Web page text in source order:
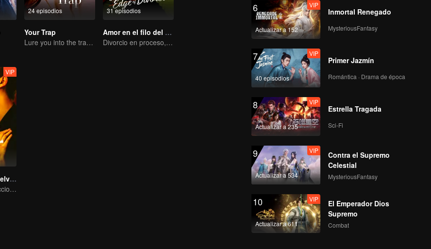
24 episodios
Your Trap
Lure you into the trap with love as bait
31 episodios
Amor en el filo del divorcio
Divorcio en proceso, el corazón se conmueve en el momento justo
VIP
Pasiones de la selva tropical
Redención bidireccional para la chica rica fugitiva y el asesino rudo
6
Actualizar a 152
VIP
Inmortal Renegado
MysteriousFantasy
7
40 episodios
VIP
Primer Jazmín
Romántica · Drama de época
8
Actualizar a 235
VIP
Estrella Tragada
Sci-Fi
9
Actualizar a 534
VIP
Contra el Supremo
Celestial
MysteriousFantasy
10
Actualizar a 611
VIP
El Emperador Dios
Supremo
Combat